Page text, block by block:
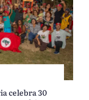
celebra 30